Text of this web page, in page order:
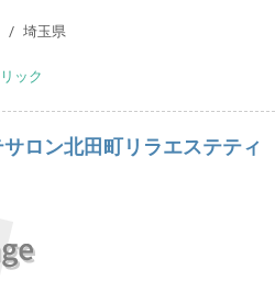
埼玉県
ック
ロン北田町リラエステティ